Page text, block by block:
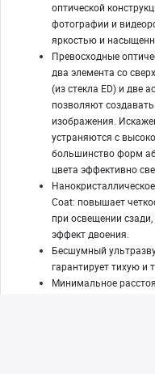
оптической
фотографии и
яркостью и
Превосходные
два элемента со
(из стекла ED) и две
позволяют
изображения.
устраняются с
большинство форм
цвета эффективно
Coat: повышает
при освещении
эффект двоения.
Бесшумный
гарантирует тихую и
Минимальное